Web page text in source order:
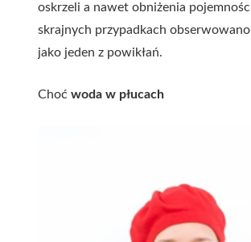
oskrzeli a nawet obniżenia
skrajnych przypadkach obserwowano
jako jeden z powikłań.
Choć woda w płucach